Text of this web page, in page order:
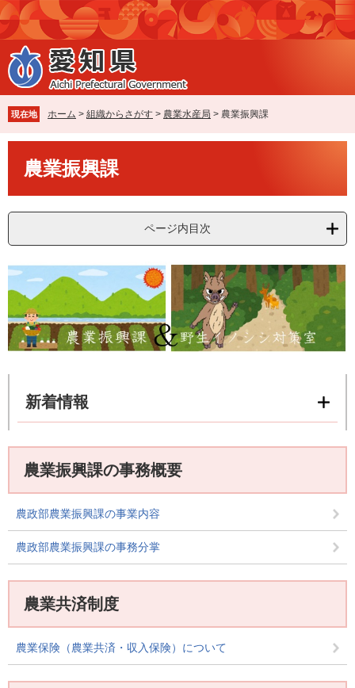
ペ
ー
ジ
の
先
で
す
。
メ
ニ
ュ
ー
を
ば
し
て
現在地 ホーム > 組織からさがす > 農業水産局 > 農業振興課
農業振興課
ページ内目次
新着情報
農業振興課の事務概要
農政部農業振興課の事業内容
農政部農業振興課の事務分掌
農業共済制度
農業保険（農業共済・収入保険）について